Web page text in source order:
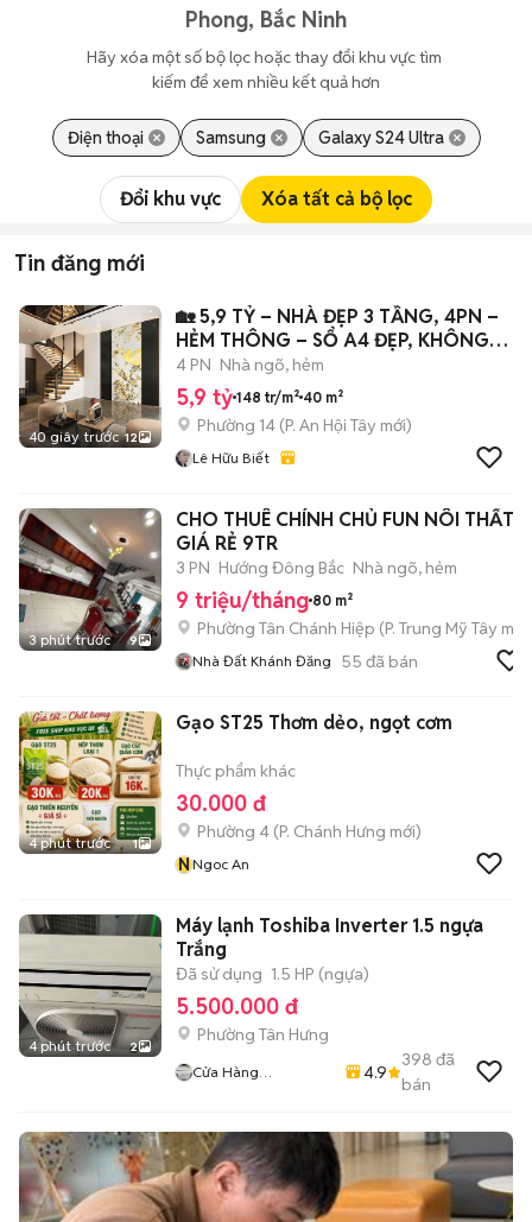
Phong, Bắc Ninh
Hãy xóa một số bộ lọc hoặc thay đổi khu vực tìm
kiếm để xem nhiều kết quả hơn
Điện thoại Samsung Galaxy S24 Ultra
Đổi khu vực Xóa tất cả bộ lọc
Tin đăng mới
40 giây trước 12
🏡 5,9 TỶ – NHÀ ĐẸP 3 TẦNG, 4PN –
HẺM THÔNG – SỔ A4 ĐẸP, KHÔNG
LỘ GIỚI
4 PN Nhà ngõ, hẻm
5,9 tỷ 148 tr/m² 40 m²
Phường 14 (P. An Hội Tây mới)
Lê Hữu Biết
3 phút trước 9
CHO THUÊ CHÍNH CHỦ FUN NÔI THẤT
GIÁ RẺ 9TR
3 PN Hướng Đông Bắc Nhà ngõ, hẻm
9 triệu/tháng 80 m²
Phường Tân Chánh Hiệp (P. Trung Mỹ Tây mới)
Nhà Đất Khánh Đăng 55 đã bán
4 phút trước 1
Gạo ST25 Thơm dẻo, ngọt cơm
Thực phẩm khác
30.000 đ
Phường 4 (P. Chánh Hưng mới)
NNgoc An
4 phút trước 2
Máy lạnh Toshiba Inverter 1.5 ngựa
Trắng
Đã sử dụng 1.5 HP (ngựa)
5.500.000 đ
Phường Tân Hưng
Cửa Hàng
4.9
398 đã
bán